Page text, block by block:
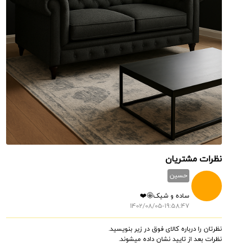
نظرات مشتریان
حسین
ساده و شیک🤩❤️
1402/08/05-19:58:47
نظرتان را درباره کالای فوق در زیر بنویسید.
نظرات بعد از تایید نشان داده میشوند.